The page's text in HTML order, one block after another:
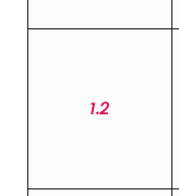
1.2